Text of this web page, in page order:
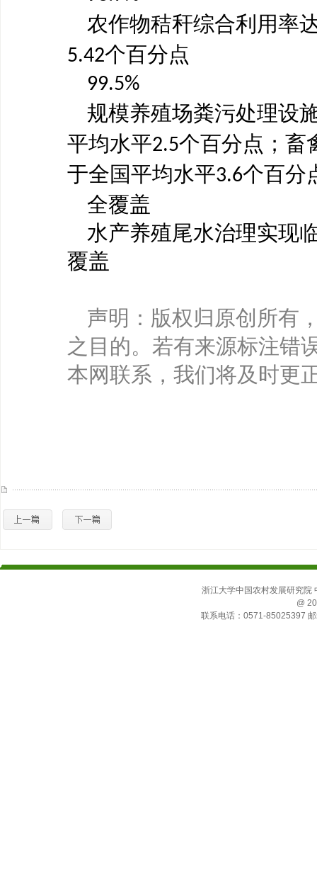
农作物秸秆综合利用率
5.42个百分点
99.5%
规模养殖场粪污处理设
平均水平2.5个百分点；畜
于全国平均水平3.6个百分
全覆盖
水产养殖尾水治理实现
覆盖
声明：版权归原创所有
之目的。若有来源标注错
本网联系，我们将及时更
浙江大学中国农村发展研究院
@
联系电话：0571-85025397